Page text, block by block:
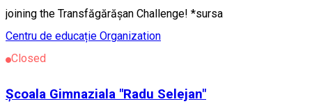
joining the Transfăgărășan Challenge! *sursa
Centru de educație Organization
Closed
Școala Gimnaziala "Radu Selejan"